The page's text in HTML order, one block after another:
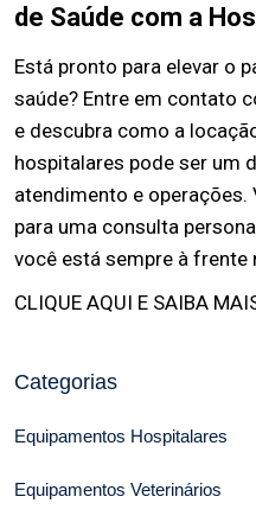
de Saúde com a
Está pronto para elevar o
saúde? Entre em contato
e descubra como a
hospitalares pode ser um
atendimento e
para uma consulta
você está sempre à frente
CLIQUE AQUI E SAIBA
Categorias
Equipamentos Hospitalares
Equipamentos Veterinários